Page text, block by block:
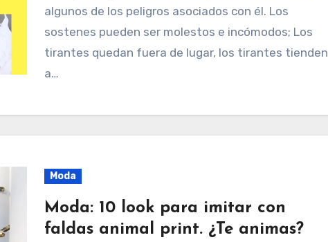
algunos de los peligros asociados con él. Los
sostenes pueden ser molestos e incómodos; Los
tirantes quedan fuera de lugar, los tirantes tienden
a…
Moda
Moda: 10 look para imitar con
faldas animal print. ¿Te animas?